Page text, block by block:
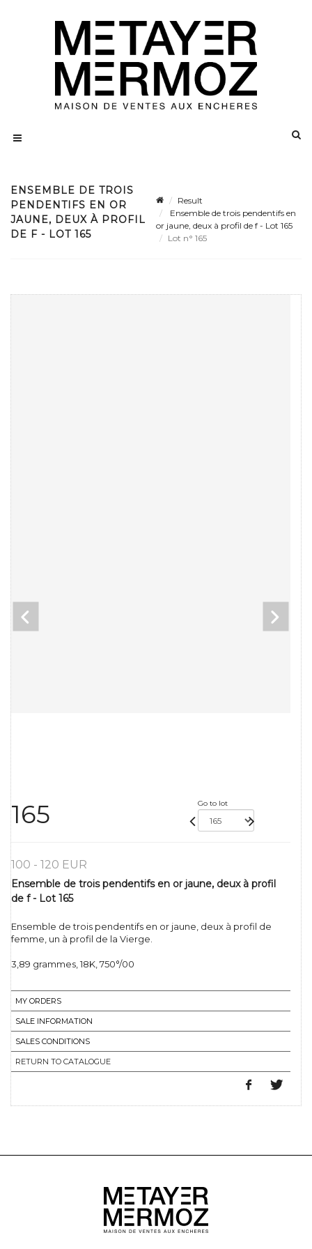
ENSEMBLE DE TROIS
PENDENTIFS EN OR
JAUNE, DEUX À PROFIL
DE F - LOT 165
Result
Ensemble de trois pendentifs en
or jaune, deux à profil de f - Lot 165
Lot n° 165
165 Go to lot
100 - 120 EUR
Ensemble de trois pendentifs en or jaune, deux à profil
de f - Lot 165
Ensemble de trois pendentifs en or jaune, deux à profil de
femme, un à profil de la Vierge.
3,89 grammes, 18K, 750°/00
MY ORDERS
SALE INFORMATION
SALES CONDITIONS
RETURN TO CATALOGUE